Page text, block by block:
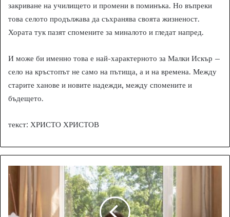
закриване на училището и промени в поминъка. Но въпреки
това селото продължава да съхранява своята жизненост.
Хората тук пазят спомените за миналото и гледат напред.
И може би именно това е най-характерното за Малки Искър –
село на кръстопът не само на пътища, а и на времена. Между
старите ханове и новите надежди, между спомените и
бъдещето.
текст: ХРИСТО ХРИСТОВ